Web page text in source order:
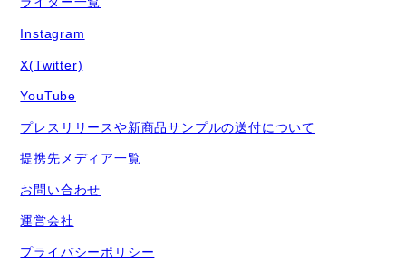
Instagram
X(Twitter)
YouTube
プレスリリースや新商品サンプルの送付について
提携先メディア一覧
お問い合わせ
運営会社
プライバシーポリシー